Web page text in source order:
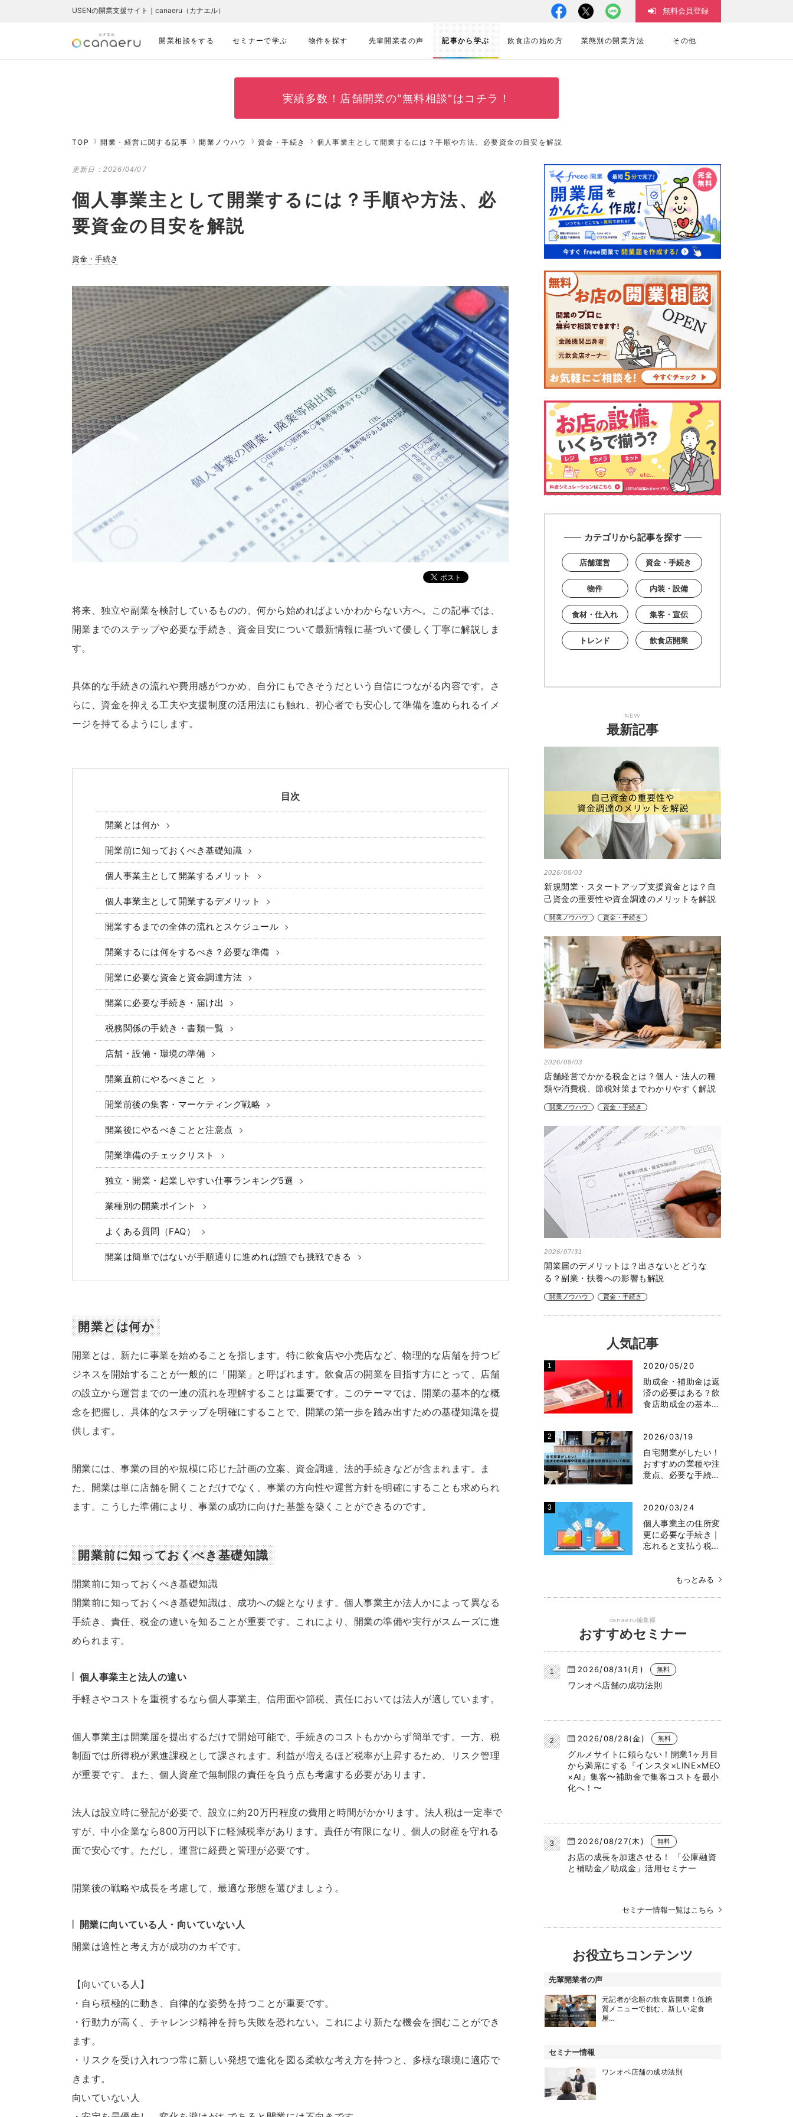
開業相談をする セミナーで学ぶ 物件を探す 先輩開業者の声 記事から学ぶ 飲食店の始め方 業態別の開業方法 その他
USENの開業支援サイト｜canaeru（カナエル） 無料会員登録
実績多数！ 店舗開業の"無料相談"はコチラ！
TOP 開業・経営に関する記事 開業ノウハウ 資金・手続き 個人事業主として開業するには？手順や方法、必要資金の目安を解説
更新日： 2026/04/07
個人事業主として開業するには？手順や方法、必
要資金の目安を解説
資金・手続き
将来、独立や副業を検討しているものの、何から始めればよいかわからない方へ。この記事では、
開業までのステップや必要な手続き、資金目安について最新情報に基づいて優しく丁寧に解説しま
す。
具体的な手続きの流れや費用感がつかめ、自分にもできそうだという自信につながる内容です。さ
らに、資金を抑える工夫や支援制度の活用法にも触れ、初心者でも安心して準備を進められるイメ
ージを持てるようにします。
目次
開業とは何か
開業前に知っておくべき基礎知識
個人事業主として開業するメリット
個人事業主として開業するデメリット
開業するまでの全体の流れとスケジュール
開業するには何をするべき？必要な準備
開業に必要な資金と資金調達方法
開業に必要な手続き・届け出
税務関係の手続き・書類一覧
店舗・設備・環境の準備
開業直前にやるべきこと
開業前後の集客・マーケティング戦略
開業後にやるべきことと注意点
開業準備のチェックリスト
独立・開業・起業しやすい仕事ランキング5選
業種別の開業ポイント
よくある質問（FAQ）
開業は簡単ではないが手順通りに進めれば誰でも挑戦できる
開業とは何か
開業とは、新たに事業を始めることを指します。特に飲食店や小売店など、物理的な店舗を持つビ
ジネスを開始することが一般的に「開業」と呼ばれます。飲食店の開業を目指す方にとって、店舗
の設立から運営までの一連の流れを理解することは重要です。このテーマでは、開業の基本的な概
念を把握し、具体的なステップを明確にすることで、開業の第一歩を踏み出すための基礎知識を提
供します。
開業には、事業の目的や規模に応じた計画の立案、資金調達、法的手続きなどが含まれます。ま
た、開業は単に店舗を開くことだけでなく、事業の方向性や運営方針を明確にすることも求められ
ます。こうした準備により、事業の成功に向けた基盤を築くことができるのです。
開業前に知っておくべき基礎知識
開業前に知っておくべき基礎知識
開業前に知っておくべき基礎知識は、成功への鍵となります。個人事業主か法人かによって異なる
手続き、責任、税金の違いを知ることが重要です。これにより、開業の準備や実行がスムーズに進
められます。
個人事業主と法人の違い
手軽さやコストを重視するなら個人事業主、信用面や節税、責任においては法人が適しています。
個人事業主は開業届を提出するだけで開始可能で、手続きのコストもかからず簡単です。一方、税
制面では所得税が累進課税として課されます。利益が増えるほど税率が上昇するため、リスク管理
が重要です。また、個人資産で無制限の責任を負う点も考慮する必要があります。
法人は設立時に登記が必要で、設立に約20万円程度の費用と時間がかかります。法人税は一定率で
すが、中小企業なら800万円以下に軽減税率があります。責任が有限になり、個人の財産を守れる
面で安心です。ただし、運営に経費と管理が必要です。
開業後の戦略や成長を考慮して、最適な形態を選びましょう。
開業に向いている人・向いていない人
開業は適性と考え方が成功のカギです。
【向いている人】
・自ら積極的に動き、自律的な姿勢を持つことが重要です。
・行動力が高く、チャレンジ精神を持ち失敗を恐れない。これにより新たな機会を掴むことができ
ます。
・リスクを受け入れつつ常に新しい発想で進化を図る柔軟な考え方を持つと、多様な環境に適応で
きます。
向いていない人
カテゴリから記事を探す
店舗運営 資金・手続き
物件 内装・設備
食材・仕入れ 集客・宣伝
トレンド 飲食店開業
NEW
最新記事
2026/08/03
新規開業・スタートアップ支援資金とは？自
己資金の重要性や資金調達のメリットを解説
開業ノウハウ 資金・手続き
2026/08/03
店舗経営でかかる税金とは？個人・法人の種
類や消費税、節税対策までわかりやすく解説
開業ノウハウ 資金・手続き
2026/07/31
開業届のデメリットは？出さないとどうな
る？副業・扶養への影響も解説
開業ノウハウ 資金・手続き
人気記事
2020/05/20
助成金・補助金は返
済の必要はある？飲
食店助成金の基本…
2026/03/19
自宅開業がしたい！
おすすめの業種や注
意点、必要な手続…
2020/03/24
個人事業主の住所変
更に必要な手続き｜
忘れると支払う税…
もっとみる
canaeru編集部
おすすめセミナー
2026/08/31(月) 無料
ワンオペ店舗の成功法則
2026/08/28(金) 無料
グルメサイトに頼らない！開業1ヶ月目
から満席にする『インスタ×LINE×MEO
×AI』集客〜補助金で集客コストを最小
化へ！〜
2026/08/27(木) 無料
お店の成長を加速させる！ 「公庫融資
と補助金／助成金」活用セミナー
セミナー情報一覧はこちら
お役立ちコンテンツ
先輩開業者の声
元記者が念願の飲食店開業！低糖
質メニューで挑む、新しい定食
屋…
セミナー情報
ワンオペ店舗の成功法則